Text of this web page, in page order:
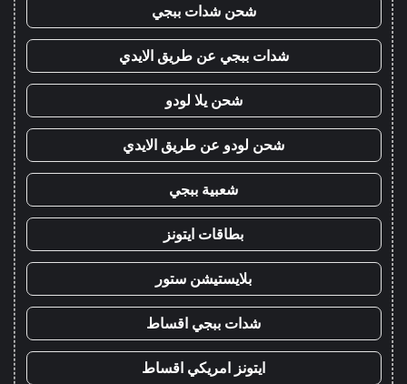
شحن شدات ببجي
شدات ببجي عن طريق الايدي
شحن يلا لودو
شحن لودو عن طريق الايدي
شعبية ببجي
بطاقات ايتونز
بلايستيشن ستور
شدات ببجي اقساط
ايتونز امريكي اقساط